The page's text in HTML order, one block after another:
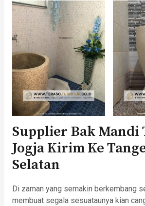
Supplier Bak Mandi
Jogja Kirim Ke
Selatan
Di zaman yang semakin berkembang
membuat segala sesuataunya kian